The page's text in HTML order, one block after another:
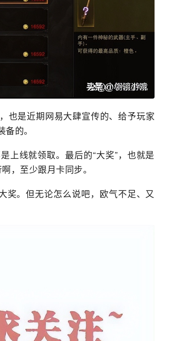
是近期网易大肆宣传的、给予玩家
的。
上线就领取。最后的“大奖”，也就是
，至少跟月卡同步。
奖。但无论怎么说吧，欧气不足、又